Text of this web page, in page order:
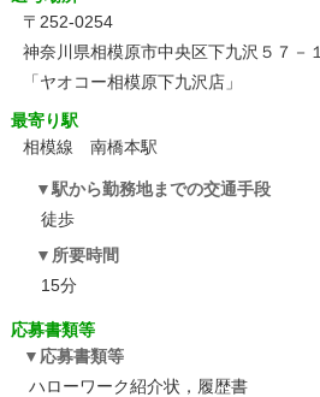
〒252-0254
神奈川県相模原市中央区下九沢５７－１
「ヤオコー相模原下九沢店」
最寄り駅
相模線 南橋本駅
駅から勤務地までの交通手段
徒歩
所要時間
15分
応募書類等
応募書類等
ハローワーク紹介状，履歴書